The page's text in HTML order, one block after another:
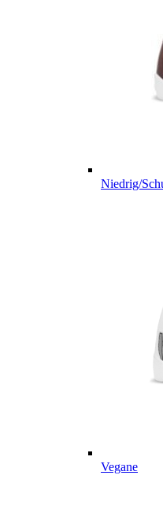
Niedrig/
Vegane